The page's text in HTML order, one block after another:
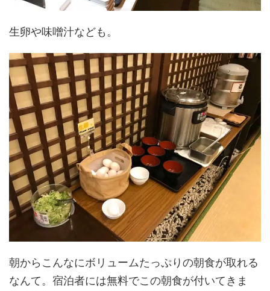
生卵や味噌汁なども。
朝からこんなにボリュームたっぷりの朝食が取れる
なんて。宿泊者には無料でこの朝食が付いてきま